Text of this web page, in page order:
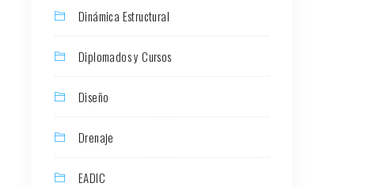
Dinámica Estructural
Diplomados y Cursos
Diseño
Drenaje
EADIC